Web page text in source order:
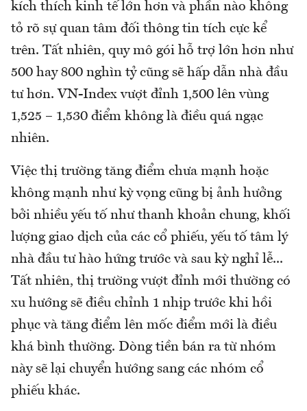
kích thích kinh tế lớn hơn và phần nào không
tỏ rõ sự quan tâm đối thông tin tích cực kể
trên. Tất nhiên, quy mô gói hỗ trợ lớn hơn như
500 hay 800 nghìn tỷ cũng sẽ hấp dẫn nhà đầu
tư hơn. VN-Index vượt đỉnh 1,500 lên vùng
1,525 – 1,530 điểm không là điều quá ngạc
nhiên.
Việc thị trường tăng điểm chưa mạnh hoặc
không mạnh như kỳ vọng cũng bị ảnh hưởng
bởi nhiều yếu tố như thanh khoản chung, khối
lượng giao dịch của các cổ phiếu, yếu tố tâm lý
nhà đầu tư hào hứng trước và sau kỳ nghỉ lễ...
Tất nhiên, thị trường vượt đỉnh mới thường có
xu hướng sẽ điều chỉnh 1 nhịp trước khi hồi
phục và tăng điểm lên mốc điểm mới là điều
khá bình thường. Dòng tiền bán ra từ nhóm
này sẽ lại chuyển hướng sang các nhóm cổ
phiếu khác.